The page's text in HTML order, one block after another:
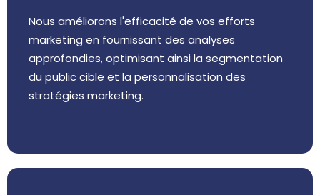
Nous améliorons l'efficacité de vos efforts
marketing en fournissant des analyses
approfondies, optimisant ainsi la segmentation
du public cible et la personnalisation des
stratégies marketing.